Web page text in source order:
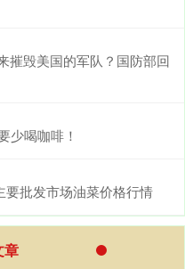
摧毁美国的军队？国防部回
少喝咖啡！
要批发市场油菜价格行情
章